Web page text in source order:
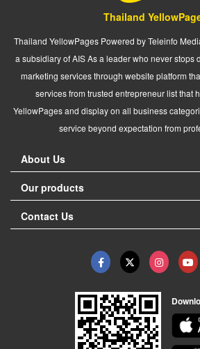
Thailand
Thailand YellowPages Powered by Teleinfo
a subsidiary of AIS As a leader who never stops
marketing services through website platform
services from trusted entrepreneur list that
YellowPages and display on all business
service beyond expectation from
About Us
Our products
Contact Us